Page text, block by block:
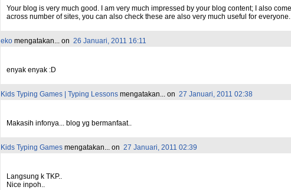
Your blog is very much good. I am very much impressed by your blog content; I also come
across number of sites, you can also check these are also very much useful for everyone.
eko mengatakan... on 26 Januari, 2011 16:11
enyak enyak :D
Kids Typing Games | Typing Lessons mengatakan... on 27 Januari, 2011 02:38
Makasih infonya... blog yg bermanfaat..
Kids Typing Games mengatakan... on 27 Januari, 2011 02:39
Langsung k TKP..
Nice inpoh..